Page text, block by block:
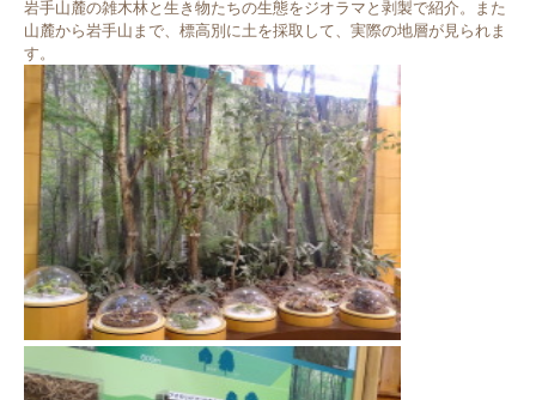
岩手山麓の雑木林と生き物たちの生態をジオラマと剥製で紹介。また
山麓から岩手山まで、標高別に土を採取して、実際の地層が見られま
す。